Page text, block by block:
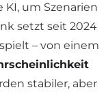
um Szenarien
setzt seit 2024
– von einem
stabiler, aber